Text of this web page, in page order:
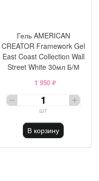
Гель AMERICAN
CREATOR Framework Gel
East Coast Collection Wall
Street White 30мл Б/М
1 950 ₽
шт
В корзину